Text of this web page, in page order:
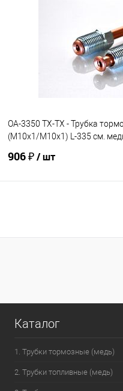
OA-3350 TX-TX - Трубка
(М10х1/М10х1) L-335 см.
906 ₽/ шт
В избранное
Каталог
1. Трубки тормозные (медь)
2. Трубки топливные (медь)